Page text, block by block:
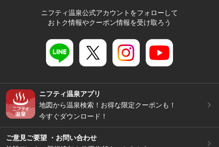
ニフティ温泉公式アカウントをフォローして
おトク情報やクーポン情報を受け取ろう
ニフティ温泉アプリ
地図から温泉検索！お得な限定クーポンも！
今すぐダウンロード！
ご意見ご要望 ・お問い合わせ